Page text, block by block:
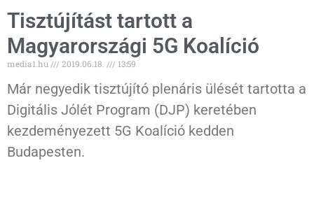
Tisztújítást tartott a
Magyarországi 5G Koalíció
media1.hu 2019.06.18. 13:59
Már negyedik tisztújító plenáris ülését tartotta a
Digitális Jólét Program (DJP) keretében
kezdeményezett 5G Koalíció kedden
Budapesten.